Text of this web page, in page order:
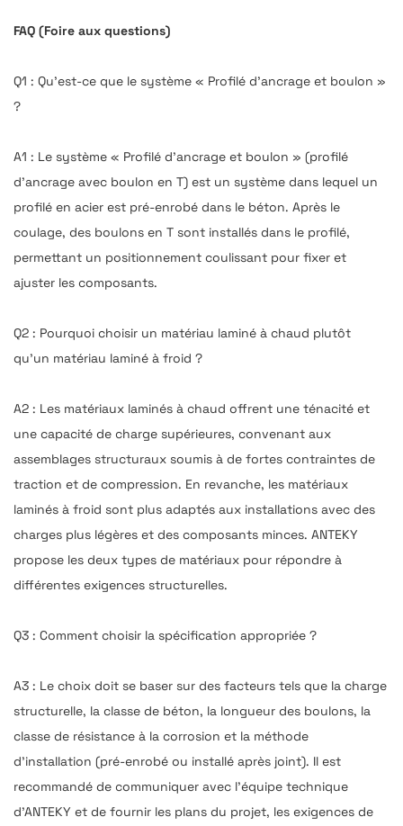
FAQ (Foire aux questions)
Q1 : Qu’est-ce que le système « Profilé d’ancrage et boulon »
?
A1 : Le système « Profilé d’ancrage et boulon » (profilé
d’ancrage avec boulon en T) est un système dans lequel un
profilé en acier est pré-enrobé dans le béton. Après le
coulage, des boulons en T sont installés dans le profilé,
permettant un positionnement coulissant pour fixer et
ajuster les composants.
Q2 : Pourquoi choisir un matériau laminé à chaud plutôt
qu’un matériau laminé à froid ?
A2 : Les matériaux laminés à chaud offrent une ténacité et
une capacité de charge supérieures, convenant aux
assemblages structuraux soumis à de fortes contraintes de
traction et de compression. En revanche, les matériaux
laminés à froid sont plus adaptés aux installations avec des
charges plus légères et des composants minces. ANTEKY
propose les deux types de matériaux pour répondre à
différentes exigences structurelles.
Q3 : Comment choisir la spécification appropriée ?
A3 : Le choix doit se baser sur des facteurs tels que la charge
structurelle, la classe de béton, la longueur des boulons, la
classe de résistance à la corrosion et la méthode
d’installation (pré-enrobé ou installé après joint). Il est
recommandé de communiquer avec l'équipe technique
d'ANTEKY et de fournir les plans du projet, les exigences de